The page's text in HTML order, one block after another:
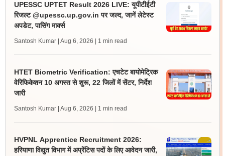
UPESSC UPTET Result 2026 LIVE: यूपीटीईटी
रिजल्ट @upessc.up.gov.in पर जल्द, जानें लेटेस्ट
अपडेट, पासिंग मार्क्स
Santosh Kumar | Aug 6, 2026 | 1 min read
HTET Biometric Verification: एचटेट बायोमेट्रिक
वेरिफिकेशन 10 अगस्त से शुरू, 22 जिलों में सेंटर, निर्देश
जारी
Santosh Kumar | Aug 6, 2026 | 1 min read
HVPNL Apprentice Recruitment 2026:
हरियाणा विद्युत विभाग में अप्रेंटिस पदों के लिए आवेदन जारी,